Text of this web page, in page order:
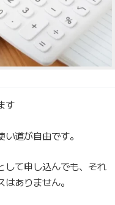
す
道が自由です。
して申し込んでも、それ
ありません。